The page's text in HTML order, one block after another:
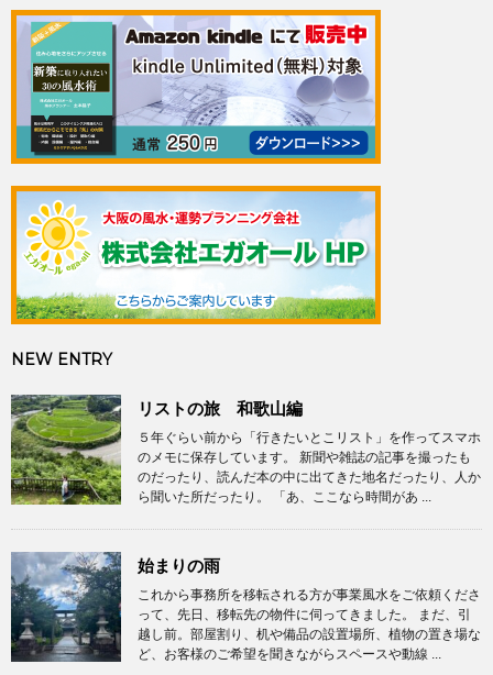
NEW ENTRY
リストの旅 和歌山編
５年ぐらい前から「行きたいとこリスト」を作ってスマホ
のメモに保存しています。 新聞や雑誌の記事を撮ったも
のだったり、読んだ本の中に出てきた地名だったり、人か
ら聞いた所だったり。 「あ、ここなら時間があ ...
始まりの雨
これから事務所を移転される方が事業風水をご依頼くださ
って、先日、移転先の物件に伺ってきました。 まだ、引
越し前。部屋割り、机や備品の設置場所、植物の置き場な
ど、お客様のご希望を聞きながらスペースや動線 ...